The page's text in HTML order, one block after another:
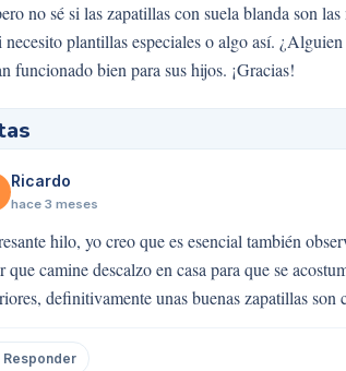
no sé si las zapatillas con suela blanda son
necesito plantillas especiales o algo así.
funcionado bien para sus hijos. ¡Gracias!
Ricardo
hace 3 meses
hilo, yo creo que es esencial también
que camine descalzo en casa para que se
definitivamente unas buenas zapatillas